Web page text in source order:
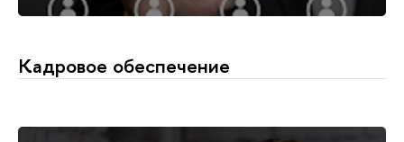
Кадровое обеспечение